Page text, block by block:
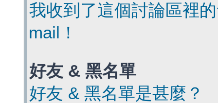
我收到了這個討論區裡
mail！
好友 & 黑名單
好友 & 黑名單是甚麼？